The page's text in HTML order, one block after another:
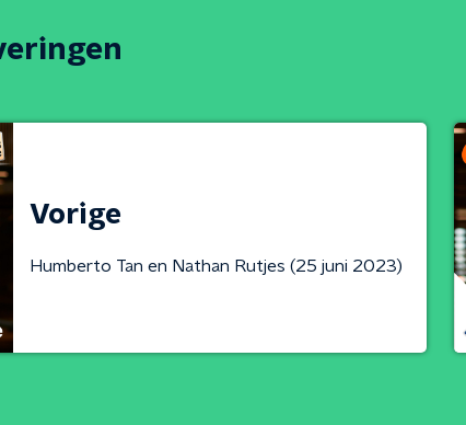
Vorige
Humberto Tan en Nathan Rutjes (25 juni 2023)